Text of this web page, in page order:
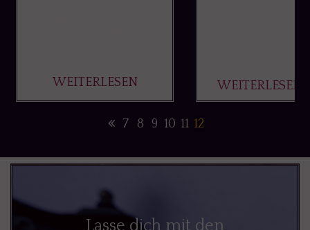
WEITERLESEN WEITERLESEN
7 8 9 10 11 12
Lasse dich mit den